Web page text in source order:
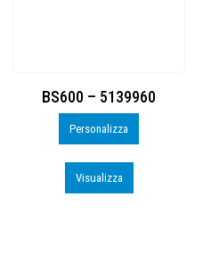
BS600 – 5139960
Personalizza
Visualizza